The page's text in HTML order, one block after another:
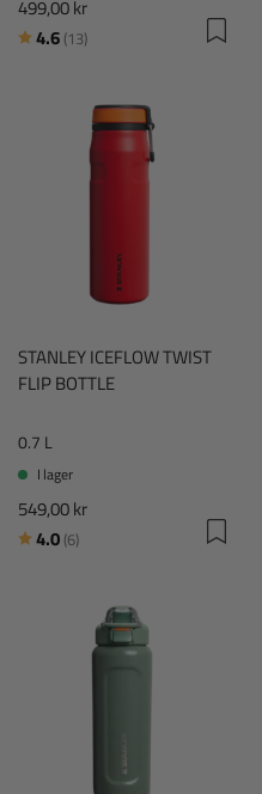
499,00 kr
Betyg:
4.6(13)utav 5 stjärnor
STANLEY ICEFLOW TWIST
FLIP BOTTLE
0.7 L
I lager
549,00 kr
Betyg:
4.0(6)utav 5 stjärnor